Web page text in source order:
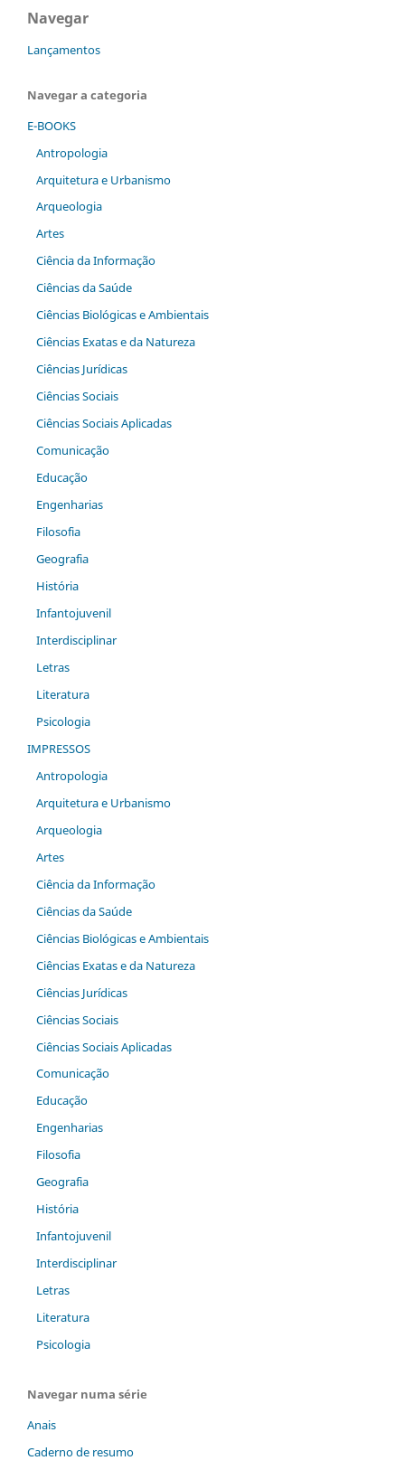
Navegar
Lançamentos
Navegar a categoria
E-BOOKS
Antropologia
Arquitetura e Urbanismo
Arqueologia
Artes
Ciência da Informação
Ciências da Saúde
Ciências Biológicas e Ambientais
Ciências Exatas e da Natureza
Ciências Jurídicas
Ciências Sociais
Ciências Sociais Aplicadas
Comunicação
Educação
Engenharias
Filosofia
Geografia
História
Infantojuvenil
Interdisciplinar
Letras
Literatura
Psicologia
IMPRESSOS
Antropologia
Arquitetura e Urbanismo
Arqueologia
Artes
Ciência da Informação
Ciências da Saúde
Ciências Biológicas e Ambientais
Ciências Exatas e da Natureza
Ciências Jurídicas
Ciências Sociais
Ciências Sociais Aplicadas
Comunicação
Educação
Engenharias
Filosofia
Geografia
História
Infantojuvenil
Interdisciplinar
Letras
Literatura
Psicologia
Navegar numa série
Anais
Caderno de resumo